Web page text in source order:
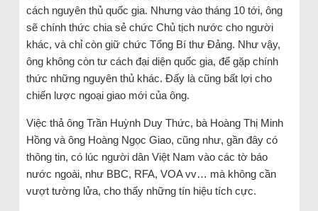
cách nguyên thủ quốc gia. Nhưng vào tháng 10 tới, ông
sẽ chính thức chia sẻ chức Chủ tịch nước cho người
khác, và chỉ còn giữ chức Tổng Bí thư Đảng. Như vậy,
ông không còn tư cách đại diện quốc gia, để gặp chính
thức những nguyên thủ khác. Đấy là cũng bất lợi cho
chiến lược ngoại giao mới của ông.
Việc thả ông Trần Huỳnh Duy Thức, bà Hoàng Thị Minh
Hồng và ông Hoàng Ngọc Giao, cũng như, gần đây có
thông tin, có lúc người dân Việt Nam vào các tờ báo
nước ngoài, như BBC, RFA, VOA vv… mà không cần
vượt tường lửa, cho thấy những tín hiệu tích cực.